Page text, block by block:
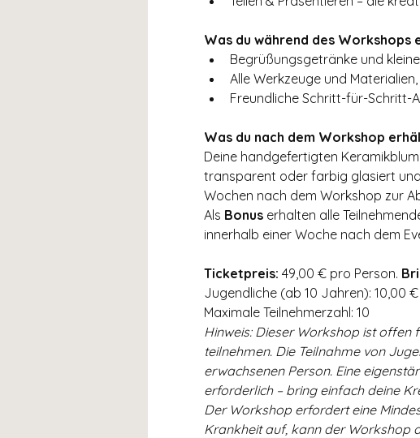
Was du während des Workshops
Begrüßungsgetränke und
Alle Werkzeuge und
Freundliche Schritt-für-Schritt-
Was du nach dem Workshop
Deine handgefertigten
transparent oder farbig glasiert und
Wochen nach dem Workshop zur
Als Bonus erhalten alle
innerhalb einer Woche nach dem
Ticketpreis: 49,00 € pro Person.
Jugendliche (ab 10 Jahren): 10,00
Maximale Teilnehmerzahl: 10
Hinweis: Dieser Workshop ist
teilnehmen. Die Teilnahme von
erwachsenen Person. Eine
erforderlich – bring einfach deine
Der Workshop erfordert eine
Krankheit auf, kann der Workshop